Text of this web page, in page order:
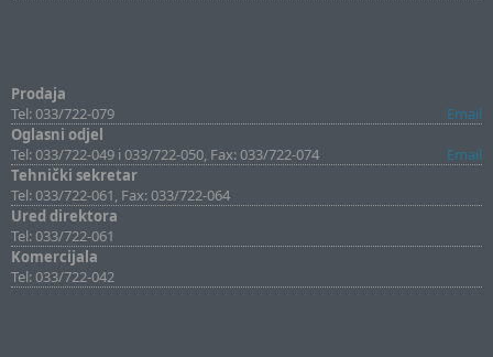
Prodaja
Tel: 033/722-079
Email
Oglasni odjel
Tel: 033/722-049 i 033/722-050, Fax: 033/722-074
Email
Tehnički sekretar
Tel: 033/722-061, Fax: 033/722-064
Ured direktora
Tel: 033/722-061
Komercijala
Tel: 033/722-042